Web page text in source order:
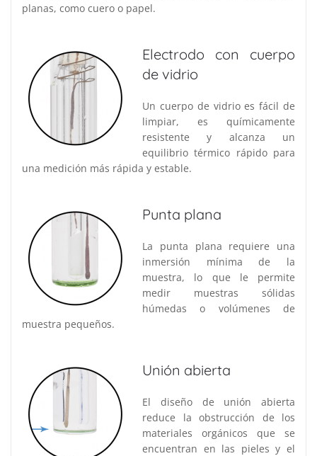
planas, como cuero o papel.
Electrodo con cuerpo
de vidrio
Un cuerpo de vidrio es fácil de
limpiar, es químicamente
resistente y alcanza un
equilibrio térmico rápido para
una medición más rápida y estable.
Punta plana
La punta plana requiere una
inmersión mínima de la
muestra, lo que le permite
medir muestras sólidas
húmedas o volúmenes de
muestra pequeños.
Unión abierta
El diseño de unión abierta
reduce la obstrucción de los
materiales orgánicos que se
encuentran en las pieles y el